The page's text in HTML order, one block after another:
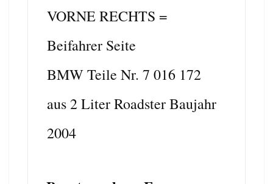
VORNE RECHTS =
Beifahrer Seite
BMW Teile Nr. 7 016 172
aus 2 Liter Roadster Baujahr
2004